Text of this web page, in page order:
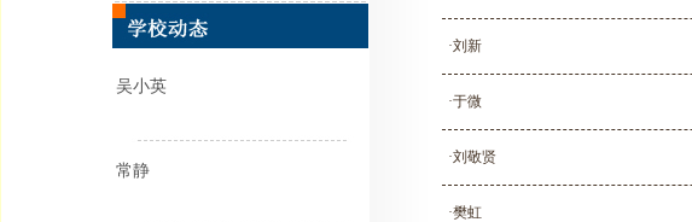
吴小英
常静
·刘新
·于微
·刘敬贤
·樊虹